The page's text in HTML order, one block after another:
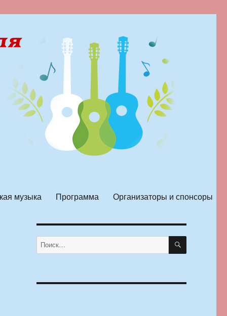
музыка Программа Организаторы и спонсоры
Искать: ПОИСК